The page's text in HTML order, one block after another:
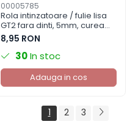
00005785
Rola intinzatoare / fulie lisa
GT2 fara dinti, 5mm, curea
10mm, aluminiu
8,95 RON
30In stoc
Adauga in cos
1 2 3